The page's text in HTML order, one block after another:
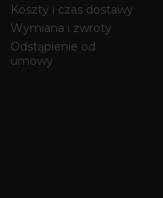
Koszty i czas dostawy
Wymiana i zwroty
Odstąpienie od
umowy